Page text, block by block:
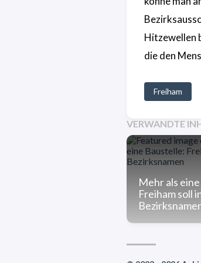
Hitzewellen
die den
Freiham
VERWANDTE
Mehr als
Freiham soll